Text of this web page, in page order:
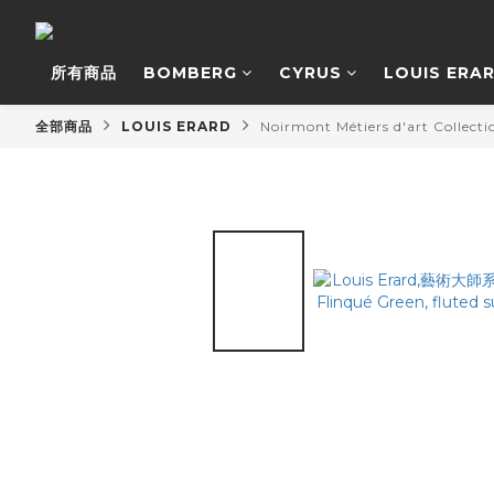
所有商品 BOMBERG CYRUS LOUIS
全部商品 LOUIS ERARD Noirmont Métiers d'art